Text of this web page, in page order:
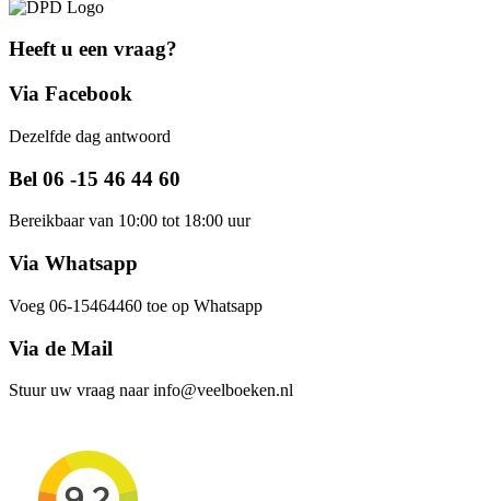
Heeft u een vraag?
Via Facebook
Dezelfde dag antwoord
Bel 06 -15 46 44 60
Bereikbaar van 10:00 tot 18:00 uur
Via Whatsapp
Voeg 06-15464460 toe op Whatsapp
Via de Mail
Stuur uw vraag naar info@veelboeken.nl